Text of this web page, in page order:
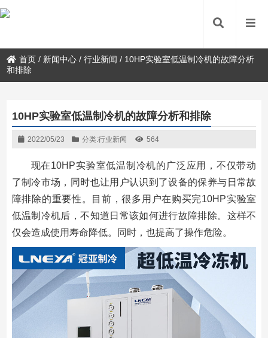
首页 / 新闻中心 /行业新闻 / 10HP实验室低温制冷机的故障分析
和排除
10HP实验室低温制冷机的故障分析和排除
2022/05/23 分类:行业新闻 564
现在10HP实验室低温制冷机的广泛应用，不仅带动
了制冷市场，同时也让用户认识到了设备的保养与日常故
障排除的重要性。目前，很多用户在购买完10HP实验室
低温制冷机后，不知道日常该如何进行故障排除。这样不
仅会造成使用寿命降低。同时，也提高了操作危险。